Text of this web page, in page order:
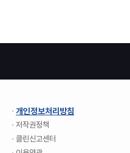
개인정보처리방침
저작권정책
클린신고센터